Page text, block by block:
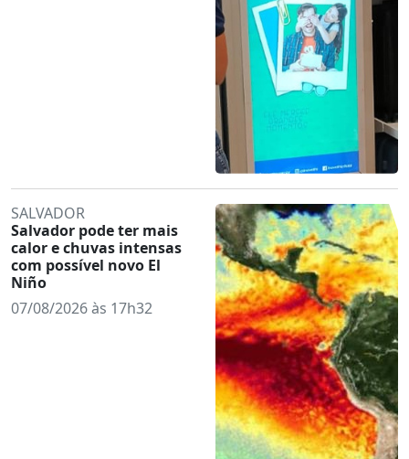
SALVADOR
Salvador pode ter mais
calor e chuvas intensas
com possível novo El
Niño
07/08/2026 às 17h32